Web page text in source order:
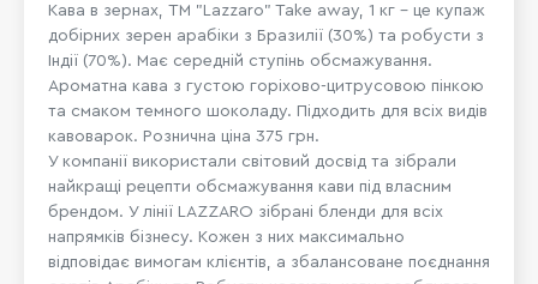
Кава в зернах, ТМ "Lazzaro" Take away, 1 кг - це купаж
добірних зерен арабіки з Бразилії (30%) та робусти з
Індії (70%). Має середній ступінь обсмажування.
Ароматна кава з густою горіхово-цитрусовою пінкою
та смаком темного шоколаду. Підходить для всіх видів
кавоварок. Рознична ціна 375 грн.
У компанії використали світовий досвід та зібрали
найкращі рецепти обсмажування кави під власним
брендом. У лінії LAZZARO зібрані бленди для всіх
напрямків бізнесу. Кожен з них максимально
відповідає вимогам клієнтів, а збалансоване поєднання